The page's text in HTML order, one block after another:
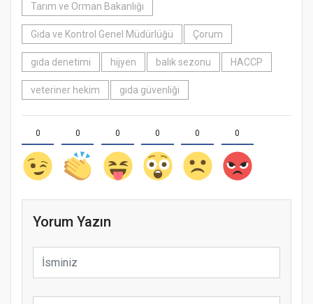
Tarım ve Orman Bakanlığı
Gıda ve Kontrol Genel Müdürlüğü Çorum
gıda denetimi hijyen balık sezonu HACCP
veteriner hekim gıda güvenliği
0 0 0 0 0 0
Yorum Yazın